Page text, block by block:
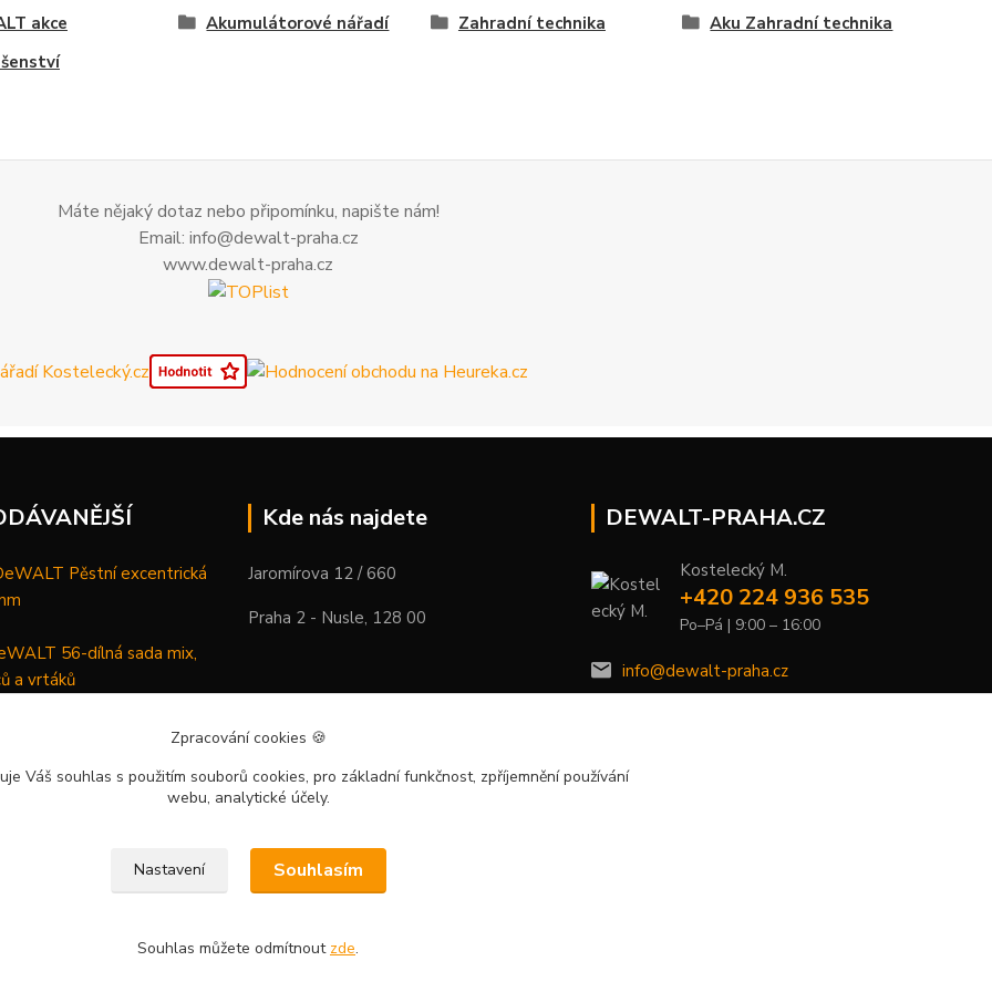
akce Akumulátorové nářadí Zahradní technika
Aku Zahradní technika
Máte nějaký dotaz nebo připomínku, napište nám!
Email: info@dewalt-praha.cz
www.dewalt-praha.cz
Pěstní excentrická
56-dílná sada mix,
a vrtáků
Kde nás najdete
Jaromírova 12 / 660
Praha 2 - Nusle, 128 00
DEWALT-PRAHA.CZ
Kostelecký M.
+420 224 936 535
Po–Pá | 9:00 – 16:00
info@dewalt-praha.cz
Zpracování cookies 🍪
Váš souhlas s použitím souborů cookies, pro základní funkčnost, zpříjemnění používání
webu, analytické účely.
Nastavení Souhlasím
Souhlas můžete odmítnout zde.